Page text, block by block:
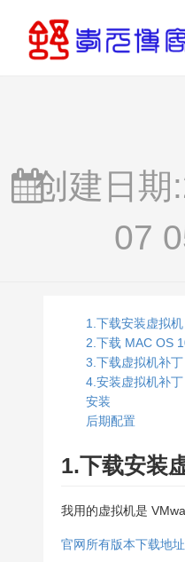
创建日期
07
1.下载安装虚拟机
2.下载 MAC OS
3.下载虚拟机补
4.安装虚拟机补丁
安装
后期配置
1.下载安装
我用的虚拟机是
官网所有版本下载地址